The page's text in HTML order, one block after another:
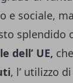
e sociale,
splendido
dell’ UE,
, l’ utilizzo